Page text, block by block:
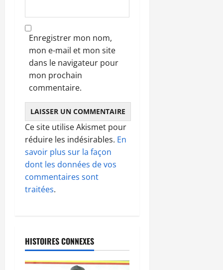
Enregistrer mon nom,
mon e-mail et mon site
dans le navigateur pour
mon prochain
commentaire.
Ce site utilise Akismet pour
réduire les indésirables. En
savoir plus sur la façon
dont les données de vos
commentaires sont
traitées.
HISTOIRES CONNEXES